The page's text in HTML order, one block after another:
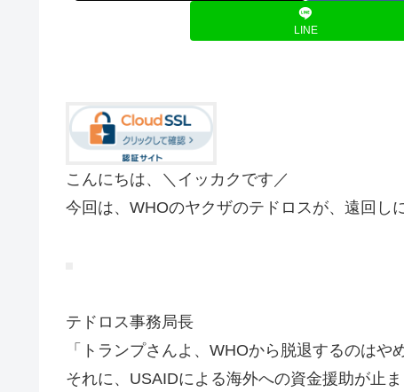
LINE
こんにちは、＼イッカクです／
今回は、WHOのヤクザのテドロスが、遠回し
テドロス事務局長
「トランプさんよ、WHOから脱退するのはや
それに、USAIDによる海外への資金援助が止